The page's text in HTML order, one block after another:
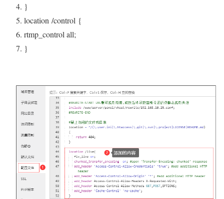
}
location /control {
rtmp_control all;
}